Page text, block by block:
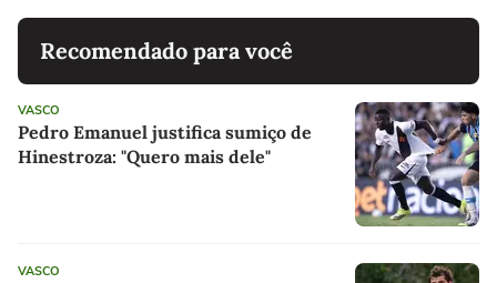
Recomendado para você
VASCO
Pedro Emanuel justifica sumiço de
Hinestroza: "Quero mais dele"
VASCO